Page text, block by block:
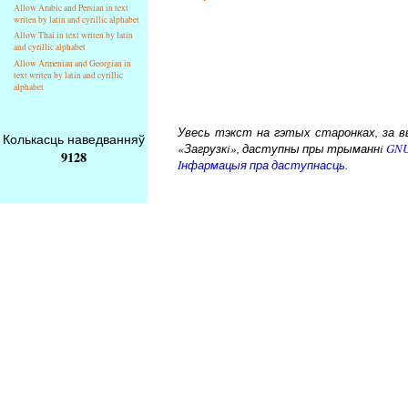
Allow Arabic and Persian in text
writen by latin and cyrillic alphabet
Allow Thai in text writen by latin
and cyrillic alphabet
Allow Armenian and Georgian in
text writen by latin and cyrillic
alphabet
Колькасць наведванняў
9128
Увесь тэкст на гэтых старонках, за
«Загрузкi», даступны пры трыманнi
Iнфармацыя пра даступнасць.